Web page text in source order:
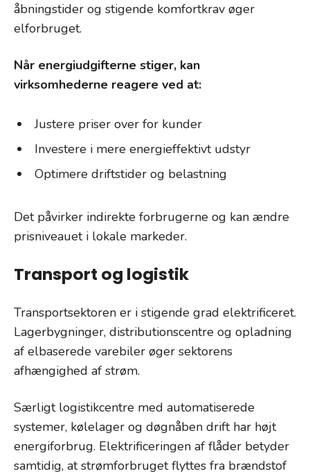
åbningstider og stigende komfortkrav øger
elforbruget.
Når energiudgifterne stiger, kan
virksomhederne reagere ved at:
Justere priser over for kunder
Investere i mere energieffektivt udstyr
Optimere driftstider og belastning
Det påvirker indirekte forbrugerne og kan ændre
prisniveauet i lokale markeder.
Transport og logistik
Transportsektoren er i stigende grad elektrificeret.
Lagerbygninger, distributionscentre og opladning
af elbaserede varebiler øger sektorens
afhængighed af strøm.
Særligt logistikcentre med automatiserede
systemer, kølelager og døgnåben drift har højt
energiforbrug. Elektrificeringen af flåder betyder
samtidig, at strømforbruget flyttes fra brændstof